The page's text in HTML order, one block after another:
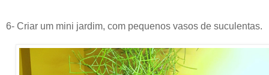
6- Criar um mini jardim, com pequenos vasos de suculentas.